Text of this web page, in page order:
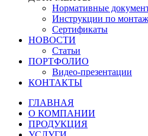
Нормативные
Инструкции по
Сертификаты
НОВОСТИ
Статьи
ПОРТФОЛИО
Видео-презентации
КОНТАКТЫ
ГЛАВНАЯ
О КОМПАНИИ
ПРОДУКЦИЯ